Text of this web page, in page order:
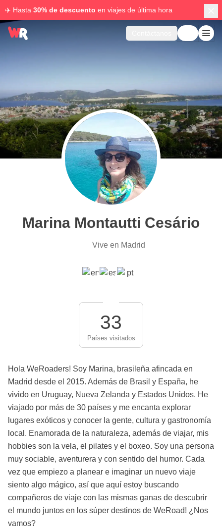
✈️ Hasta 30% de descuento en viajes de última hora
Marina Montautti Cesário
Vive en Madrid
33
Países visitados
Hola WeRoaders! Soy Marina, brasileña afincada en
Madrid desde el 2015. Además de Brasil y España, he
vivido en Uruguay, Nueva Zelanda y Estados Unidos. He
viajado por más de 30 países y me encanta explorar
lugares exóticos y conocer la gente, cultura y gastronomía
local. Enamorada de la naturaleza, además de viajar, mis
hobbies son la vela, el pilates y el boxeo. Soy una persona
muy sociable, aventurera y con sentido del humor. Cada
vez que empiezo a planear e imaginar un nuevo viaje
siento algo mágico, así que aquí estoy buscando
compañeros de viaje con las mismas ganas de descubrir
el mundo juntos en los súper destinos de WeRoad! ¿Nos
vamos?